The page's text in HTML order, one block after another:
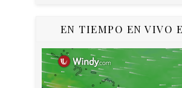
EN TIEMPO EN VIVO